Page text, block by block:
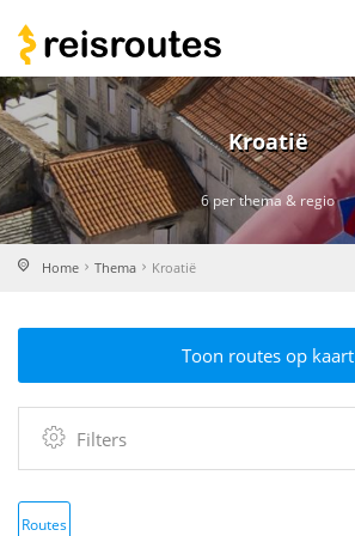
Kroatië
6 per thema & regio
Home Thema Kroatië
Toon routes op kaart
Filters
Routes